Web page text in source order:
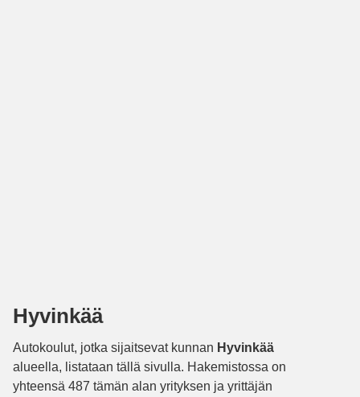
Hyvinkää
Autokoulut, jotka sijaitsevat kunnan Hyvinkää
alueella, listataan tällä sivulla. Hakemistossa on
yhteensä 487 tämän alan yrityksen ja yrittäjän